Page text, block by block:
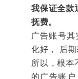
我保证全款
抚费。
广告账号
化好， 后期
所以，根本
的广告账